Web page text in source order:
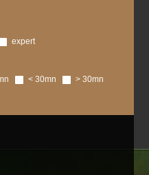
expert
< 30mn > 30mn